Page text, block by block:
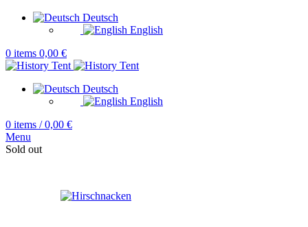
Deutsch
English
0 items 0,00 €
Deutsch
English
0 items / 0,00 €
Menu
Sold out